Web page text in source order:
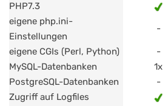
PHP7.3
eigene php.ini-
Einstellungen
-
eigene CGIs (Perl, Python)
-
MySQL-Datenbanken
1x
PostgreSQL-Datenbanken
-
Zugriff auf Logfiles